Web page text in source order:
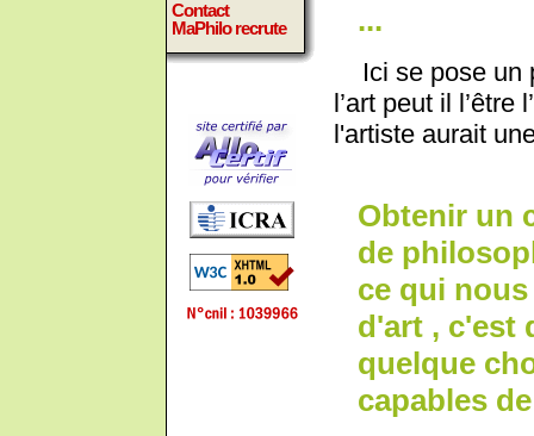
Contact
MaPhilo recrute
...
Ici se pose un
l’art peut il l’être
l'artiste aurait
Obtenir un
de
ce qui
d'art , c'est
quelque
capables